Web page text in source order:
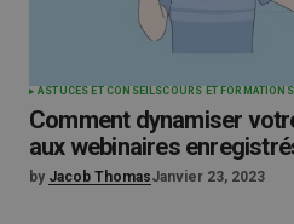
ASTUCES ET CONSEILSCOURS ET FORMATIONS
Comment dynamiser
aux webinaires
by Jacob ThomasJanvier 23, 2023